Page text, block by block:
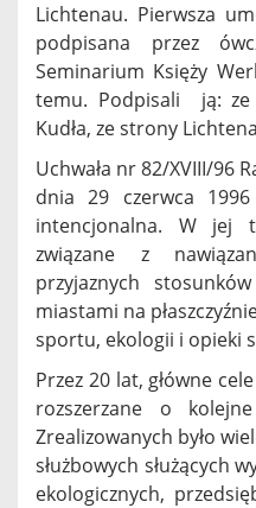
Lichtenau. Pierwsza
podpisana przez
Seminarium Księży
temu. Podpisali ją: ze
Kudła, ze strony
Uchwała nr 82/XVIII/96
dnia 29 czerwca
intencjonalna. W jej
związane z
przyjaznych
miastami na
sportu, ekologii i opieki
Przez 20 lat, główne
rozszerzane o kolejne
Zrealizowanych było
służbowych służących
ekologicznych,